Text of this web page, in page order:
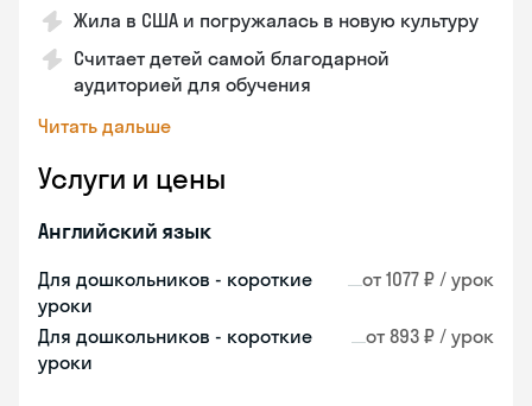
Жила в США и погружалась в новую культуру
Считает детей самой благодарной
аудиторией для обучения
Читать дальше
Услуги и цены
Английский язык
Для дошкольников - короткие
уроки
от 1077 ₽ / урок
Для дошкольников - короткие
уроки
от 893 ₽ / урок